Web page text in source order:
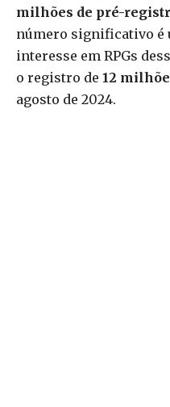
milhões de pré-
número significativo é
interesse em RPGs
o registro de 12
agosto de 2024.